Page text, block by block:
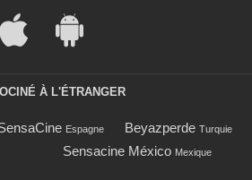
À L'ÉTRANGER
Espagne Beyazperde Turquie
Sensacine México Mexique